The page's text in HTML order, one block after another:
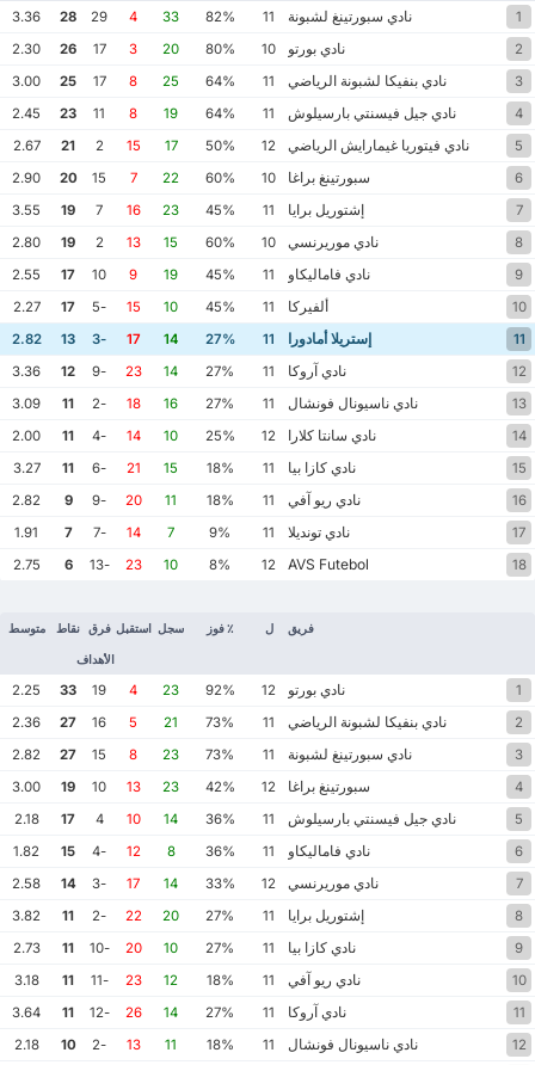
1 نادي سبورتينغ لشبونة 11
82%
33
4
29
28
3.36
2
نادي بورتو 10
80%
20
3
17
26
2.30
3
نادي بنفيكا لشبونة الرياضي 11
64%
25
8
17
25
3.00
4
نادي جيل فيسنتي بارسيلوش 11
64%
19
8
11
23
2.45
5
نادي فيتوريا غيمارايش الرياضي 12
50%
17
15
2
21
2.67
6
سبورتينغ براغا 10
60%
22
7
15
20
2.90
7
إشتوريل برايا 11
45%
23
16
7
19
3.55
8
نادي موريرنسي 10
60%
15
13
2
19
2.80
9
نادي فاماليكاو 11
45%
19
9
10
17
2.55
10
ألفيركا 11
45%
10
15
-5
17
2.27
11
إستريلا أمادورا 11
27%
14
17
-3
13
2.82
12
نادي آروكا 11
27%
14
23
-9
12
3.36
13
نادي ناسيونال فونشال 11
27%
16
18
-2
11
3.09
14
نادي سانتا كلارا 12
25%
10
14
-4
11
2.00
15
نادي كازا بيا 11
18%
15
21
-6
11
3.27
16
نادي ريو آفي 11
18%
11
20
-9
9
2.82
17
نادي تونديلا 11
9%
7
14
-7
7
1.91
18
12
8%
10
23
-13
6
2.75
فريق ل ٪ فوز سجل استقبل فرق
الأهداف
نقاط متوسط
1 نادي بورتو 12
92%
23
4
19
33
2.25
2
نادي بنفيكا لشبونة الرياضي 11
73%
21
5
16
27
2.36
3
نادي سبورتينغ لشبونة 11
73%
23
8
15
27
2.82
4
سبورتينغ براغا 12
42%
23
13
10
19
3.00
5
نادي جيل فيسنتي بارسيلوش 11
36%
14
10
4
17
2.18
6
نادي فاماليكاو 11
36%
8
12
-4
15
1.82
7
نادي موريرنسي 12
33%
14
17
-3
14
2.58
8
إشتوريل برايا 11
27%
20
22
-2
11
3.82
9
نادي كازا بيا 11
27%
10
20
-10
11
2.73
10
نادي ريو آفي 11
18%
12
23
-11
11
3.18
11
نادي آروكا 11
27%
14
26
-12
11
3.64
12
نادي ناسيونال فونشال 11
18%
11
13
-2
10
2.18